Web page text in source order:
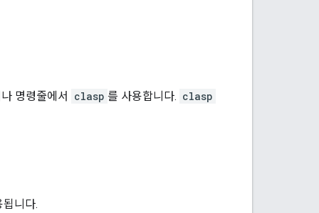
명령줄에서 clasp 를 사용합니다. clasp
니다.